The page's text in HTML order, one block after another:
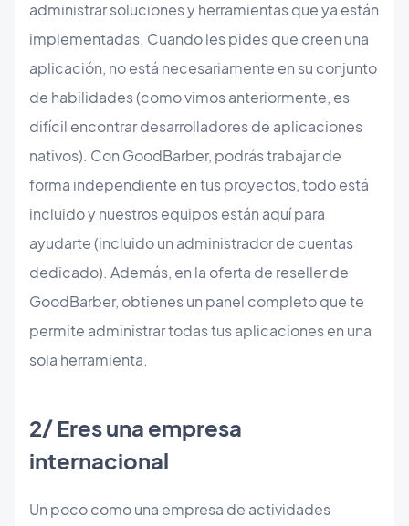
administrar soluciones y herramientas que ya están
implementadas. Cuando les pides que creen una
aplicación, no está necesariamente en su conjunto
de habilidades (como vimos anteriormente, es
difícil encontrar desarrolladores de aplicaciones
nativos). Con GoodBarber, podrás trabajar de
forma independiente en tus proyectos, todo está
incluido y nuestros equipos están aquí para
ayudarte (incluido un administrador de cuentas
dedicado). Además, en la oferta de reseller de
GoodBarber, obtienes un panel completo que te
permite administrar todas tus aplicaciones en una
sola herramienta.
​2/ Eres una empresa
internacional
Un poco como una empresa de actividades